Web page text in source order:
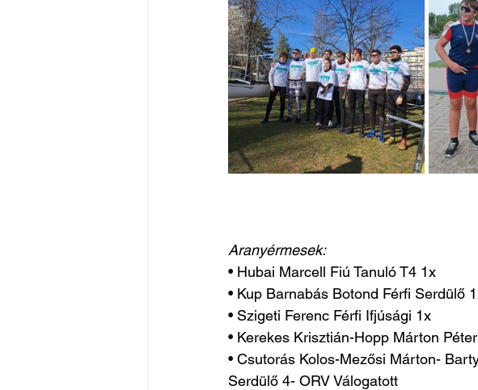
Aranyérmesek:
• Hubai Marcell Fiú Tanuló T4 1x
• Kup Barnabás Botond Férfi Serdülő
• Szigeti Ferenc Férfi Ifjúsági 1x
• Kerekes Krisztián-Hopp Márton
• Csutorás Kolos-Mezősi Márton-
Serdülő 4- ORV Válogatott